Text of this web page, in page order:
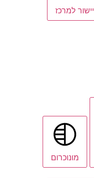
יישור למרכז
מונוכרום